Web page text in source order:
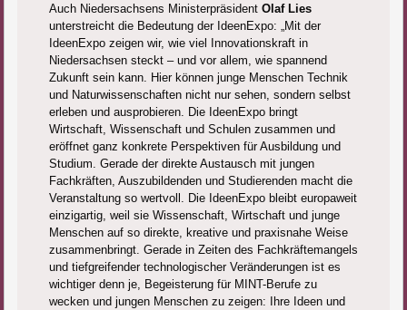
Auch Niedersachsens Ministerpräsident Olaf Lies
unterstreicht die Bedeutung der IdeenExpo: „Mit der
IdeenExpo zeigen wir, wie viel Innovationskraft in
Niedersachsen steckt – und vor allem, wie spannend
Zukunft sein kann. Hier können junge Menschen Technik
und Naturwissenschaften nicht nur sehen, sondern selbst
erleben und ausprobieren. Die IdeenExpo bringt
Wirtschaft, Wissenschaft und Schulen zusammen und
eröffnet ganz konkrete Perspektiven für Ausbildung und
Studium. Gerade der direkte Austausch mit jungen
Fachkräften, Auszubildenden und Studierenden macht die
Veranstaltung so wertvoll. Die IdeenExpo bleibt europaweit
einzigartig, weil sie Wissenschaft, Wirtschaft und junge
Menschen auf so direkte, kreative und praxisnahe Weise
zusammenbringt. Gerade in Zeiten des Fachkräftemangels
und tiefgreifender technologischer Veränderungen ist es
wichtiger denn je, Begeisterung für MINT-Berufe zu
wecken und jungen Menschen zu zeigen: Ihre Ideen und